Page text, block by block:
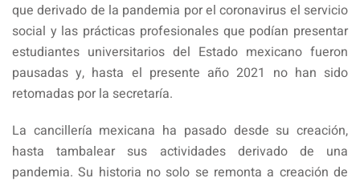
que derivado de la pandemia por el coronavirus el servicio
social y las prácticas profesionales que podían presentar
estudiantes universitarios del Estado mexicano fueron
pausadas y, hasta el presente año 2021 no han sido
retomadas por la secretaría.
La cancillería mexicana ha pasado desde su creación,
hasta tambalear sus actividades derivado de una
pandemia. Su historia no solo se remonta a creación de